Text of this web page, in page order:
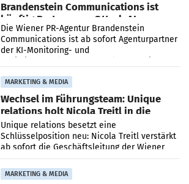
Brandenstein Communications ist
künftig Partner von OtterlyAI
Die Wiener PR-Agentur Brandenstein
Communications ist ab sofort Agenturpartner
der KI-Monitoring- und
MARKETING & MEDIA
Wechsel im Führungsteam: Unique
relations holt Nicola Treitl in die
Geschäftsleitung
Unique relations besetzt eine
Schlüsselposition neu: Nicola Treitl verstärkt
ab sofort die Geschäftsleitung der Wiener
PR-Agentur an der Seite von Josef Kalina und
Anna Kalina-Mahr.
MARKETING & MEDIA